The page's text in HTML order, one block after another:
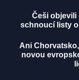
Češi objevili
schnoucí listy
Ani
novou